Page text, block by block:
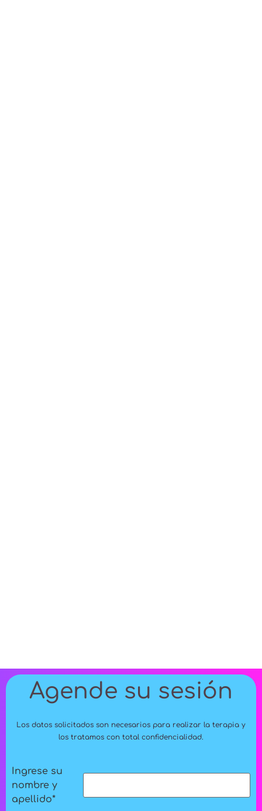
Agende su sesión
Los datos solicitados son necesarios para realizar la terapia y
los tratamos con total confidencialidad.
Ingrese su
nombre y
apellido*